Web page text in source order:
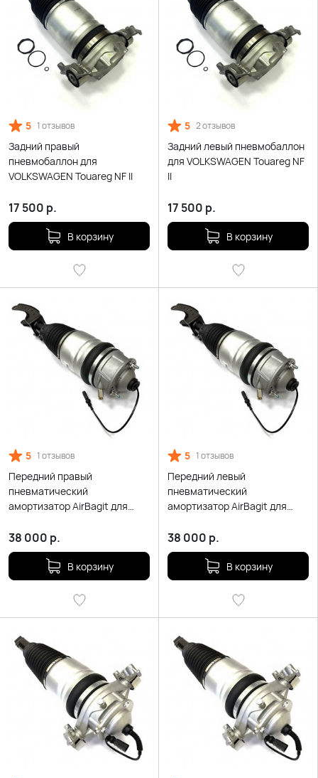
5 1 отзывов
Задний правый
пневмобаллон для
VOLKSWAGEN Touareg NF II
17 500 р.
В корзину
5 2 отзывов
Задний левый пневмобаллон
для VOLKSWAGEN Touareg NF
II
17 500 р.
В корзину
5 1 отзывов
Передний правый
пневматический
амортизатор AirBagit для
38 000 р.
В корзину
5 1 отзывов
Передний левый
пневматический
амортизатор AirBagit для
38 000 р.
В корзину